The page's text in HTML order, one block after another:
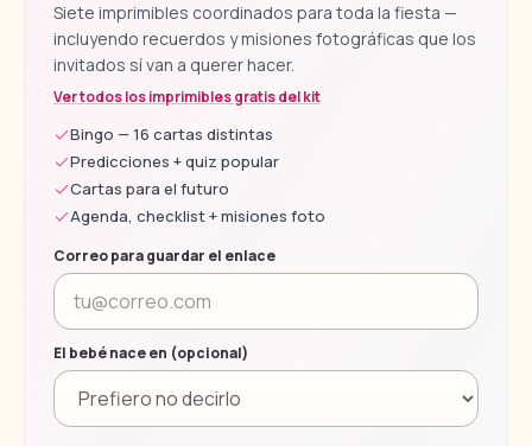
Siete imprimibles coordinados para toda la fiesta —
incluyendo recuerdos y misiones fotográficas que los
invitados sí van a querer hacer.
Ver todos los imprimibles gratis del kit
Bingo — 16 cartas distintas
Predicciones + quiz popular
Cartas para el futuro
Agenda, checklist + misiones foto
Correo para guardar el enlace
El bebé nace en (opcional)